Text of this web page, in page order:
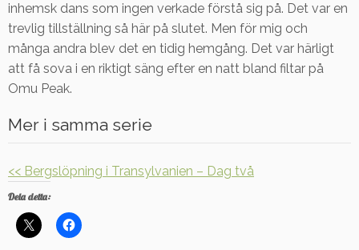
inhemsk dans som ingen verkade förstå sig på. Det var en
trevlig tillställning så här på slutet. Men för mig och
många andra blev det en tidig hemgång. Det var härligt
att få sova i en riktigt säng efter en natt bland filtar på
Omu Peak.
Mer i samma serie
<< Bergslöpning i Transylvanien – Dag två
Dela detta: